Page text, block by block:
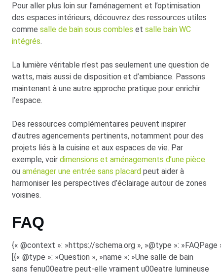
Pour aller plus loin sur l’aménagement et l’optimisation
des espaces intérieurs, découvrez des ressources utiles
comme salle de bain sous combles et salle bain WC
intégrés.
La lumière véritable n’est pas seulement une question de
watts, mais aussi de disposition et d’ambiance. Passons
maintenant à une autre approche pratique pour enrichir
l’espace.
Des ressources complémentaires peuvent inspirer
d’autres agencements pertinents, notamment pour des
projets liés à la cuisine et aux espaces de vie. Par
exemple, voir dimensions et aménagements d’une pièce
ou aménager une entrée sans placard peut aider à
harmoniser les perspectives d’éclairage autour de zones
voisines.
FAQ
{« @context »: »https://schema.org », »@type »: »FAQPage
[{« @type »: »Question », »name »: »Une salle de bain
sans fenu00eatre peut-elle vraiment u00eatre lumineuse